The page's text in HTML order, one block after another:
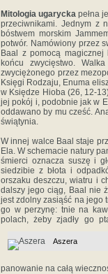
Mitologia ugarycka pełna
przeciwnikami. Jednym z
bóstwem morskim
potwór. Namówiony przez
Baal z pomocą
końcu zwycięstwo.
zwyciężonego przez
Księgi Rodzaju, Enuma
w Księdze Hioba (26, 12-
jej pokój i, podobnie jak w
oddawano by mu cześć.
świątynia.
W innej walce Baal staje
Ela. W schemacie natury
śmierci oznacza suszę i
siedzibie z błota i
orszaku deszczu, wiatru i
dalszy jego ciąg, Baal nie
jest zdolny zasiąść na jego
go w perzynę: tnie na
polach, żeby zjadły go
Aszera
panowanie na całą